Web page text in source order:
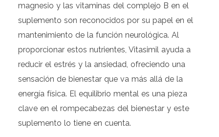
magnesio y las vitaminas del complejo B en el
suplemento son reconocidos por su papel en el
mantenimiento de la función neurológica. Al
proporcionar estos nutrientes, Vitasimil ayuda a
reducir el estrés y la ansiedad, ofreciendo una
sensación de bienestar que va más allá de la
energía física. El equilibrio mental es una pieza
clave en el rompecabezas del bienestar y este
suplemento lo tiene en cuenta.